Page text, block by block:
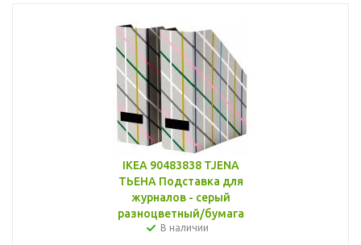
IKEA 90483838 TJENA
ТЬЕНА Подставка для
журналов - серый
разноцветный/бумага
В наличии